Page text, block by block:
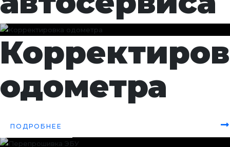
одометра
ПОДРОБНЕЕ